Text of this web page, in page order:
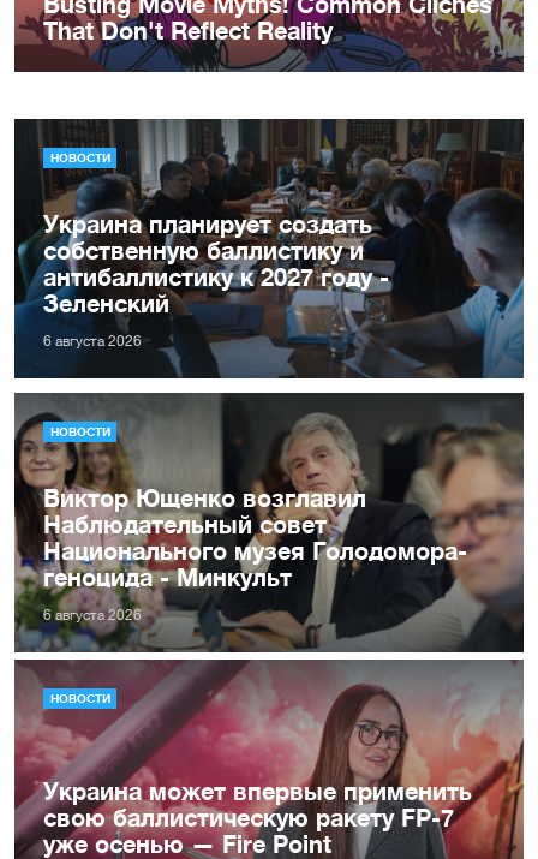
НОВОСТИ
Украина планирует создать
собственную баллистику и
антибаллистику к 2027 году -
Зеленский
6 августа 2026
НОВОСТИ
Виктор Ющенко возглавил
Наблюдательный совет
Национального музея Голодомора-
геноцида - Минкульт
6 августа 2026
НОВОСТИ
Украина может впервые применить
свою баллистическую ракету FP-7
уже осенью — Fire Point